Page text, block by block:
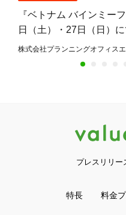
『ベトナム バインミー
日（土）・27日（日）
公認、バインミーを主役
株式会社プランニングオフィス
プレスリリー
特長 料金